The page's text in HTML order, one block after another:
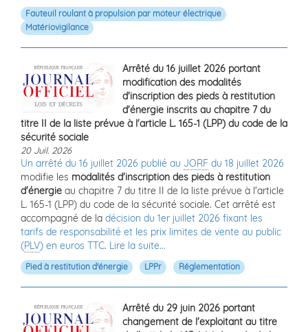
Fauteuil roulant à propulsion par moteur électrique
Matériovigilance
Arrêté du 16 juillet 2026 portant
modification des modalités
d'inscription des pieds à restitution
d'énergie inscrits au chapitre 7 du
titre II de la liste prévue à l'article L. 165-1 (LPP) du code de la
sécurité sociale
20 Juil. 2026
Un arrêté du 16 juillet 2026 publié au JORF du 18 juillet 2026
modifie les modalités d'inscription des pieds à restitution
d'énergie au chapitre 7 du titre II de la liste prévue à l'article
L. 165-1 (LPP) du code de la sécurité sociale. Cet arrêté est
accompagné de la décision du 1er juillet 2026 fixant les
tarifs de responsabilité et les prix limites de vente au public
(PLV) en euros TTC. Lire la suite...
Pied à restitution d'énergie LPPr Réglementation
Arrêté du 29 juin 2026 portant
changement de l'exploitant au titre